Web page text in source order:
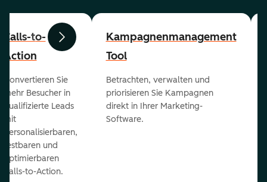
ZurückWeiter
Calls-to-
Action
Konvertieren Sie
mehr Besucher in
qualifizierte Leads
mit
personalisierbaren,
testbaren und
optimierbaren
Calls-to-Action.
Kampagnenmanagement
Tool
Betrachten, verwalten und
priorisieren Sie Kampagnen
direkt in Ihrer Marketing-
Software.